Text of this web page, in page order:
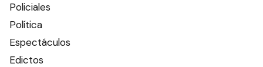
Policiales
Política
Espectáculos
Edictos